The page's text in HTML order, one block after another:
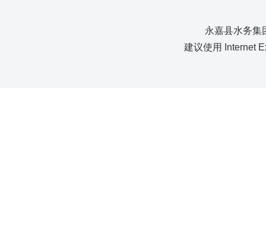
永嘉县水务
建议使用 Internet